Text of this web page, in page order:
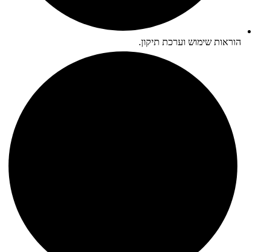
הוראות שימוש וערכת תיקון.